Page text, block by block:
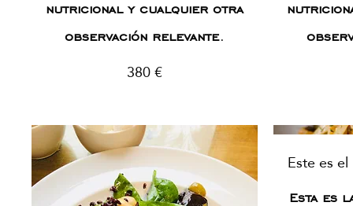
nutricional y cualquier otra
observación relevante.
380 €
Este es
Esta es